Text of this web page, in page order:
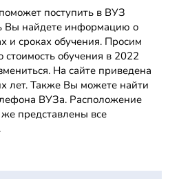
поступить в ВУЗ
Вы найдете информацию о
и сроках обучения. Просим
стоимость обучения в 2022
На сайте приведена
лет. Также Вы можете найти
ВУЗа. Расположение
же представлены все